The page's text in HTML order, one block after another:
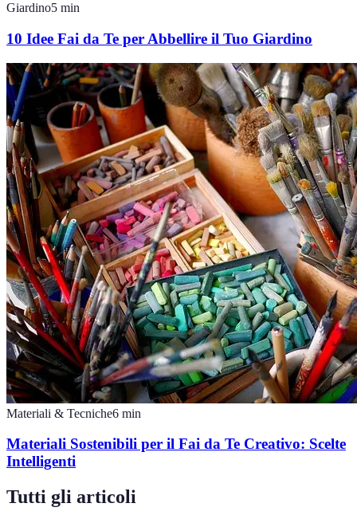
Giardino5 min
10 Idee Fai da Te per Abbellire il Tuo Giardino
Materiali & Tecniche6 min
Materiali Sostenibili per il Fai da Te Creativo: Scelte
Intelligenti
Tutti gli articoli